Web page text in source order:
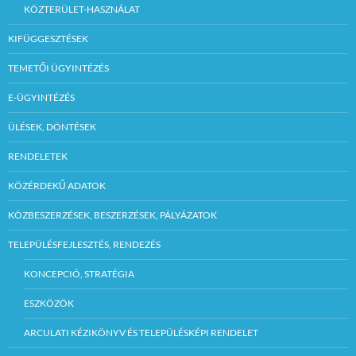
– Az árverésen az
vehet részt aki, az
induló ár 10%-ának
megfelelő összegű
biztosítékot letéti
díjként az
Önkormányzat
számlájára –
legkésőbb az árverés
megkezdéséig –
befizeti és a befizetés
tényét az árverésen
igazolja, valamint
igazolja a vételár
fedezetének
meglétét. is.
– A biztosíték
összegét a felek
eredményes árverés
esetén a vételárba
beszámítják.
– A biztosíték
KÖZTERÜLET-HASZNÁLAT
KIFÜGGESZTÉSEK
TEMETŐI ÜGYINTÉZÉS
E-ÜGYINTÉZÉS
ÜLÉSEK, DÖNTÉSEK
RENDELETEK
KÖZÉRDEKŰ ADATOK
KÖZBESZERZÉSEK, BESZERZÉSEK, PÁLYÁZATOK
TELEPÜLÉSFEJLESZTÉS, RENDEZÉS
KONCEPCIÓ, STRATÉGIA
ESZKÖZÖK
ARCULATI KÉZIKÖNYV ÉS TELEPÜLÉSKÉPI RENDELET